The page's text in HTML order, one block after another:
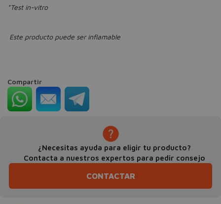
*Test in-vitro
Este producto puede ser inflamable
Compartir
¿Necesitas ayuda para eligir tu producto?
Contacta a nuestros expertos para pedir consejo
CONTACTAR